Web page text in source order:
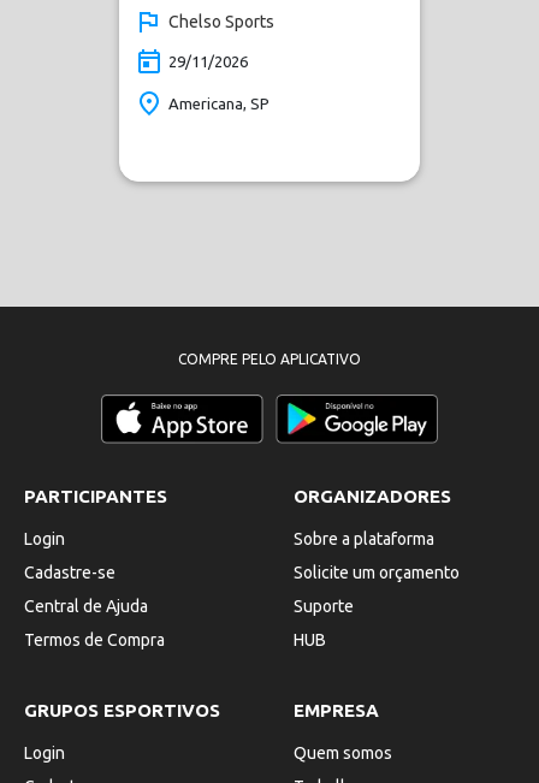
Chelso Sports
29/11/2026
Americana, SP
PARTICIPANTES
Login
Cadastre-se
Central de Ajuda
Termos de Compra
ORGANIZADORES
Sobre a plataforma
Solicite um orçamento
Suporte
HUB
GRUPOS ESPORTIVOS
Login
EMPRESA
Quem somos
COMPRE PELO APLICATIVO